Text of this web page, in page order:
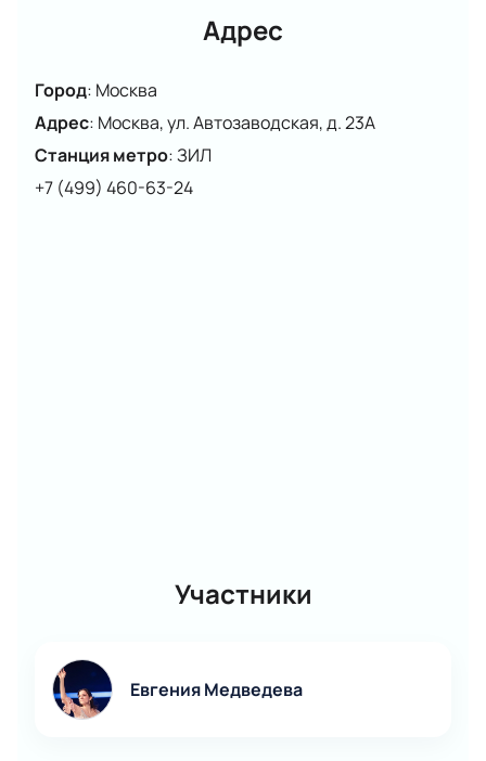
карты. Получить билеты можно самостоятельно,
письмом на электронную почту или в ближайшие
курьерской доставки.
Адрес
Город: Москва
Адрес: Москва, ул. Автозаводская, д. 23А
Станция метро:ЗИЛ
+7 (499) 460-63-24
Участники
Евгения Медведева